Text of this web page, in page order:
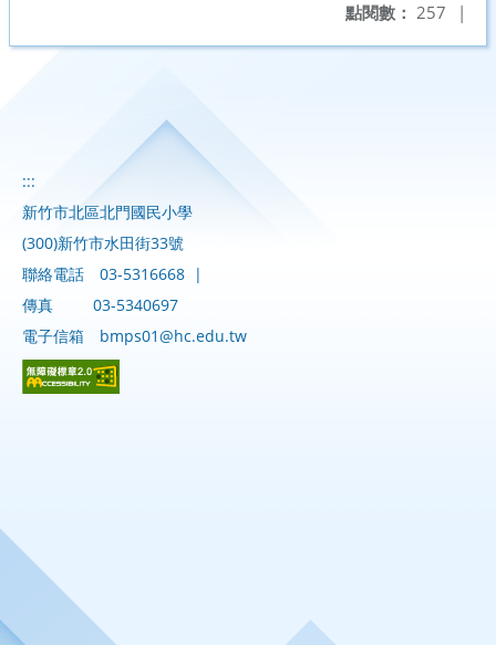
點閱數： 257 |
:::
新竹市北區北門國民小學
(300)新竹市水田街33號
聯絡電話
03-5316668 |
傳真
03-5340697
電子信箱
bmps01@hc.edu.tw